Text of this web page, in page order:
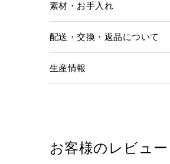
素材・お手入れ
配送・交換・返品について
生産情報
お客様のレビュー